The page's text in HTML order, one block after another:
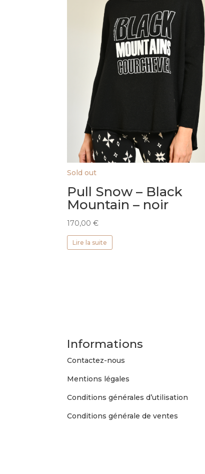
Sold out
Pull Snow – Black
Mountain – noir
170,00€
Lire la suite
Informations
Contactez-nous
Mentions légales
Conditions générales d’utilisation
Conditions générale de ventes